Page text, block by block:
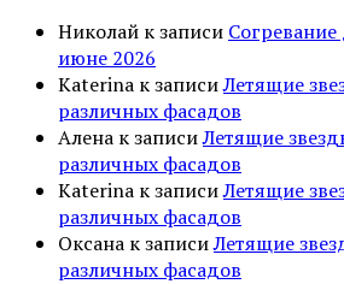
Николай к записи
июне 2026
Katerina к записиЛетящие
различных фасадов
Алена к записиЛетящие
различных фасадов
Katerina к записиЛетящие
различных фасадов
Оксана к записиЛетящие
различных фасадов